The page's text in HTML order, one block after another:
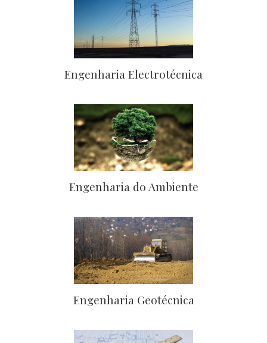
Engenharia Electrotécnica
Engenharia do Ambiente
Engenharia Geotécnica